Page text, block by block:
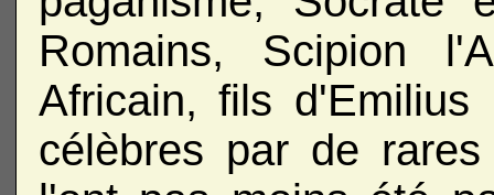
Romains, Scipion
Africain, fils
célèbres par de